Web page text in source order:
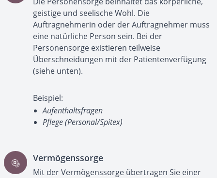
geistige und seelische Wohl. Die
Auftragnehmerin oder der Auftragnehmer muss
eine natürliche Person sein. Bei der
Personensorge existieren teilweise
Überschneidungen mit der Patientenverfügung
(siehe unten).
Beispiel:
Aufenthaltsfragen
Pflege (Personal/Spitex)
Vermögenssorge
Mit der Vermögenssorge übertragen Sie einer